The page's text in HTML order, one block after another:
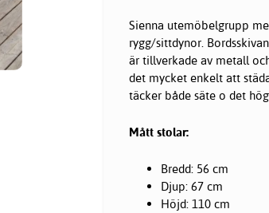
Sienna utemöbelgrupp
rygg/sittdynor.
är tillverkade av metall
det mycket enkelt att
täcker både säte o det
Mått stolar:
Bredd: 56 cm
Djup: 67 cm
Höjd: 110 cm